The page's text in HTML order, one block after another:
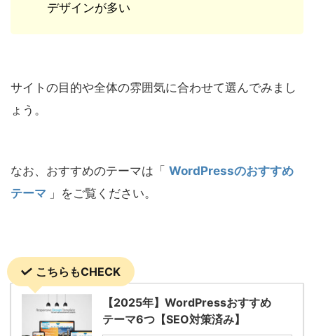
デザインが多い
サイトの目的や全体の雰囲気に合わせて選んでみまし
ょう。
なお、おすすめのテーマは「 WordPressのおすすめ
テーマ 」をご覧ください。
こちらもCHECK
【2025年】WordPressおすすめ
テーマ6つ【SEO対策済み】